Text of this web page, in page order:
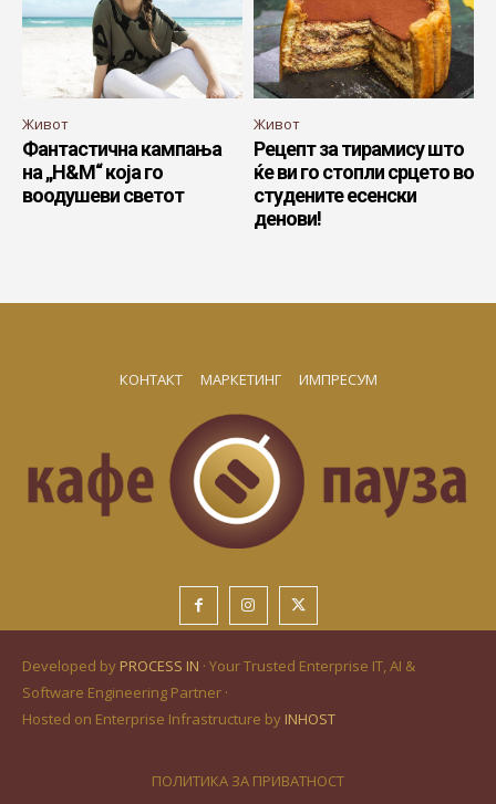
Живот
Фантастична кампања
на „H&M“ која го
воодушеви светот
Живот
Рецепт за тирамису што
ќе ви го стопли срцето во
студените есенски
денови!
КОНТАКТ МАРКЕТИНГ ИМПРЕСУМ
Developed by PROCESS IN · Your Trusted Enterprise IT, AI &
Software Engineering Partner ·
Hosted on Enterprise Infrastructure by INHOST
ПОЛИТИКА ЗА ПРИВАТНОСТ